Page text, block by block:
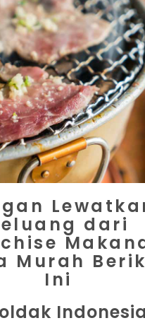
dari
Murah
Ini
Indonesia